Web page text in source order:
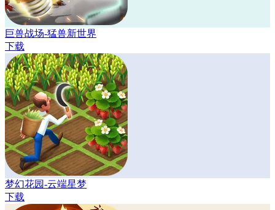
巨兽战场-猛兽新世界
下载
梦幻花园-云端星梦
下载